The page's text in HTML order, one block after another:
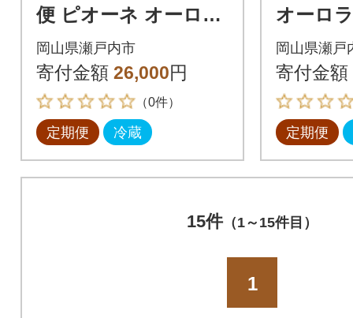
便 ピオーネ オーロラ
ブラック シャインマ
スカット 岡山県産[21
F7005]
岡山県瀬戸内市
寄付金額 26,000円
（0件）
定期便 冷蔵
オーロ
ャイン
月計2kg
6]
岡山県瀬戸
寄付金額
定期便
15件（1～15件目）
1